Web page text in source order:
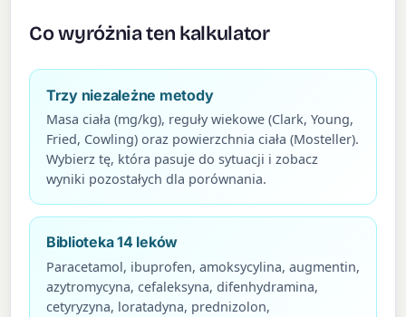
Co wyróżnia ten kalkulator
Trzy niezależne metody
Masa ciała (mg/kg), reguły wiekowe (Clark, Young,
Fried, Cowling) oraz powierzchnia ciała (Mosteller).
Wybierz tę, która pasuje do sytuacji i zobacz
wyniki pozostałych dla porównania.
Biblioteka 14 leków
Paracetamol, ibuprofen, amoksycylina, augmentin,
azytromycyna, cefaleksyna, difenhydramina,
cetyryzyna, loratadyna, prednizolon,